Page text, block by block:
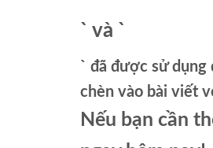
` và `
` đã được sử dụng
chèn vào bài viết
Nếu bạn cần